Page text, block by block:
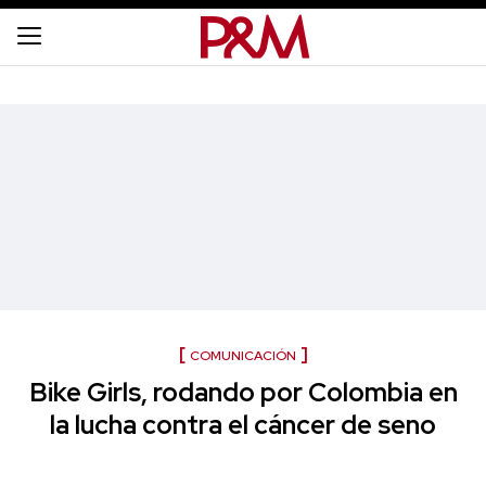
COMUNICACIÓN
Bike Girls, rodando por Colombia en
la lucha contra el cáncer de seno